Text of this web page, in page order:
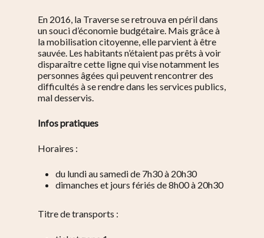
En 2016, la Traverse se retrouva en péril dans
un souci d’économie budgétaire. Mais grâce à
la mobilisation citoyenne, elle parvient à être
sauvée. Les habitants n’étaient pas prêts à voir
disparaître cette ligne qui vise notamment les
personnes âgées qui peuvent rencontrer des
difficultés à se rendre dans les services publics,
mal desservis.
Infos pratiques
Horaires :
du lundi au samedi de 7h30 à 20h30
dimanches et jours fériés de 8h00 à 20h30
Titre de transports :